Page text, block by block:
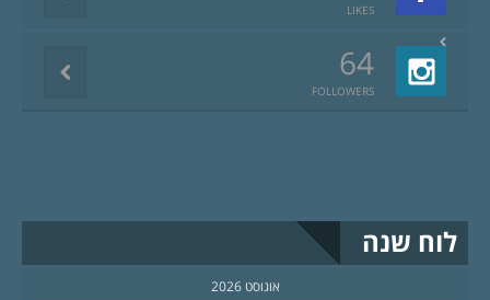
LIKES
64
FOLLOWERS
לוח שנה
אוגוסט 2026